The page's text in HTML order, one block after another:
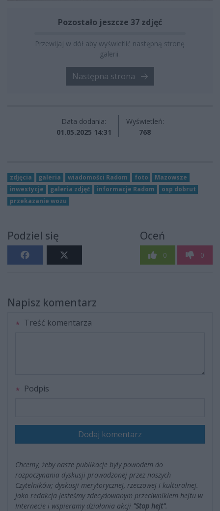
Pozostało jeszcze 37 zdjęć
Przewijaj w dół aby wyświetlić następną stronę
galerii.
Następna strona
Data dodania:
01.05.2025 14:31
Wyświetleń:
768
zdjęcia galeria wiadomości Radom foto
Mazowsze
inwestycje
galeria zdjęć informacje Radom
osp dobrut
przekazanie wozu
Podziel się Oceń
0 0
Napisz komentarz
Treść komentarza
Podpis
Dodaj komentarz
Chcemy, żeby nasze publikacje były powodem do
rozpoczynania dyskusji prowadzonej przez naszych
Czytelników; dyskusji merytorycznej, rzeczowej i kulturalnej.
Jako redakcja jesteśmy zdecydowanym przeciwnikiem hejtu w
Internecie i wspieramy działania akcji "Stop hejt".